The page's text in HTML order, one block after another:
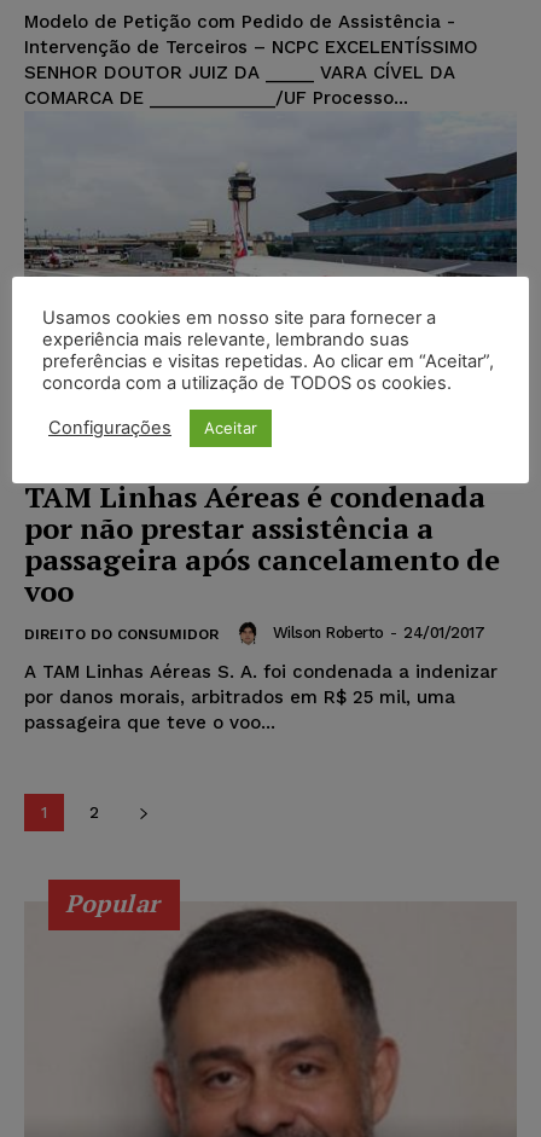
Modelo de Petição com Pedido de Assistência -
Intervenção de Terceiros – NCPC EXCELENTÍSSIMO
SENHOR DOUTOR JUIZ DA _____ VARA CÍVEL DA
COMARCA DE _____________/UF Processo...
TAM Linhas Aéreas é condenada
por não prestar assistência a
passageira após cancelamento de
voo
DIREITO DO CONSUMIDOR Wilson Roberto - 24/01/2017
A TAM Linhas Aéreas S. A. foi condenada a indenizar
por danos morais, arbitrados em R$ 25 mil, uma
passageira que teve o voo...
1 2
Popular
Usamos cookies em nosso site para fornecer a
experiência mais relevante, lembrando suas
preferências e visitas repetidas. Ao clicar em “Aceitar”,
concorda com a utilização de TODOS os cookies.
Configurações Aceitar